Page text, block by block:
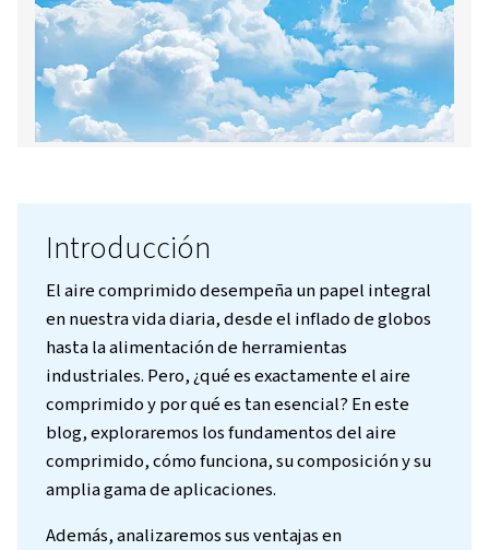
¡Consúltenos!